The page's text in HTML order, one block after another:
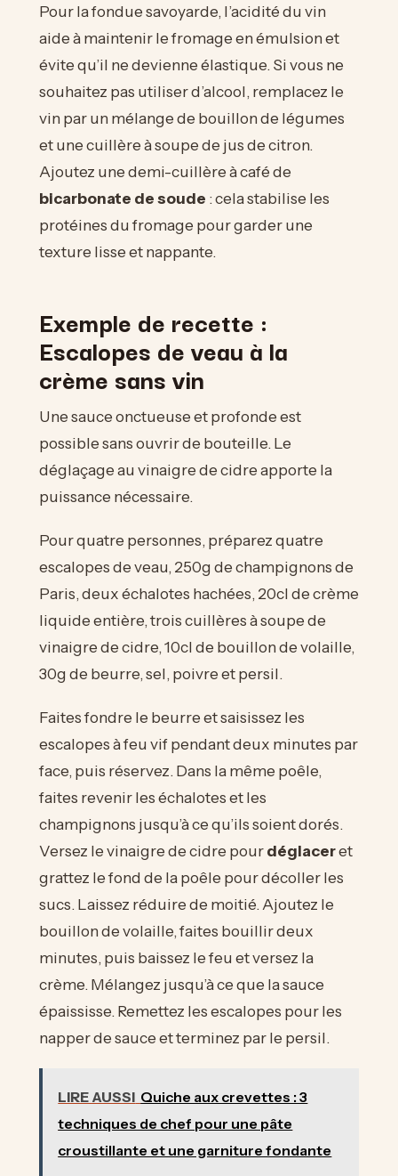
Pour la fondue savoyarde, l’acidité du vin
aide à maintenir le fromage en émulsion et
évite qu’il ne devienne élastique. Si vous ne
souhaitez pas utiliser d’alcool, remplacez le
vin par un mélange de bouillon de légumes
et une cuillère à soupe de jus de citron.
Ajoutez une demi-cuillère à café de
bicarbonate de soude : cela stabilise les
protéines du fromage pour garder une
texture lisse et nappante.
Exemple de recette :
Escalopes de veau à la
crème sans vin
Une sauce onctueuse et profonde est
possible sans ouvrir de bouteille. Le
déglaçage au vinaigre de cidre apporte la
puissance nécessaire.
Pour quatre personnes, préparez quatre
escalopes de veau, 250g de champignons de
Paris, deux échalotes hachées, 20cl de crème
liquide entière, trois cuillères à soupe de
vinaigre de cidre, 10cl de bouillon de volaille,
30g de beurre, sel, poivre et persil.
Faites fondre le beurre et saisissez les
escalopes à feu vif pendant deux minutes par
face, puis réservez. Dans la même poêle,
faites revenir les échalotes et les
champignons jusqu’à ce qu’ils soient dorés.
Versez le vinaigre de cidre pourdéglaceret
grattez le fond de la poêle pour décoller les
sucs. Laissez réduire de moitié. Ajoutez le
bouillon de volaille, faites bouillir deux
minutes, puis baissez le feu et versez la
crème. Mélangez jusqu’à ce que la sauce
épaississe. Remettez les escalopes pour les
napper de sauce et terminez par le persil.
LIRE AUSSI Quiche aux crevettes : 3
techniques de chef pour une pâte
croustillante et une garniture fondante